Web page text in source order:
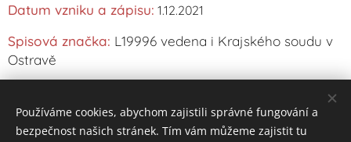
Datum vzniku a zápisu: 1.12.2021
Spisová značka: L19996 vedena i Krajského soudu v
Ostravě
Používáme cookies, abychom zajistili správné fungování a
bezpečnost našich stránek. Tím vám můžeme zajistit tu